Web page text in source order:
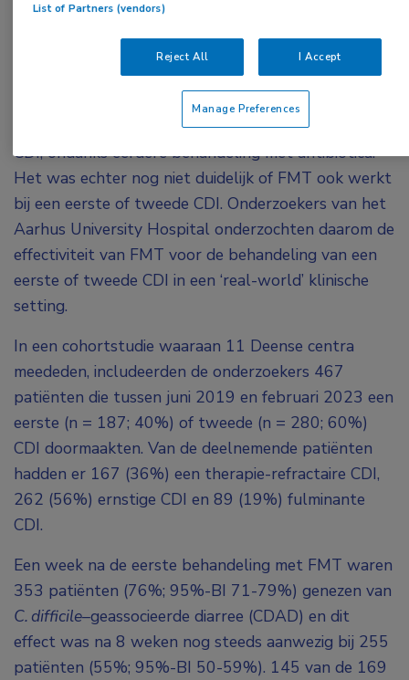
geassocieerd met een hoge mortaliteit. Het was al
bekend dat fecale microbiotatransplantatie (FMT),
ook wel fecestransplantatie of poeptransplantatie,
een effectieve behandeling is tegen recidiverende
CDI, ondanks eerdere behandeling met antibiotica.
Het was echter nog niet duidelijk of FMT ook werkt
bij een eerste of tweede CDI. Onderzoekers van het
Aarhus University Hospital onderzochten daarom de
effectiviteit van FMT voor de behandeling van een
eerste of tweede CDI in een ‘real-world’ klinische
setting.
In een cohortstudie waaraan 11 Deense centra
meededen, includeerden de onderzoekers 467
patiënten die tussen juni 2019 en februari 2023 een
eerste (n = 187; 40%) of tweede (n = 280; 60%)
CDI doormaakten. Van de deelnemende patiënten
hadden er 167 (36%) een therapie-refractaire CDI,
262 (56%) ernstige CDI en 89 (19%) fulminante
CDI.
Een week na de eerste behandeling met FMT waren
353 patiënten (76%; 95%-BI 71-79%) genezen van
C. difficile–geassocieerde diarree (CDAD) en dit
effect was na 8 weken nog steeds aanwezig bij 255
patiënten (55%; 95%-BI 50-59%). 145 van de 169
List of Partners (vendors)
Reject All I Accept
Manage Preferences